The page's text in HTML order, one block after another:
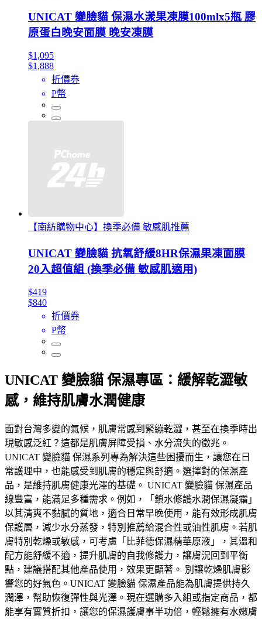
UNICAT 變臉貓 保濕水漾果凍膜100mlx5瓶 膠
原蛋白晚安面膜 晚安凍膜
$1,095
$1,888
折價券
P幣
【南紡購物中心】換季必備 敏感肌推薦
UNICAT 變臉貓 抗氧舒緩8HR保濕果凍面膜
20入超值組 (換季必備 敏感肌適用)
$419
$840
折價券
P幣
UNICAT 變臉貓 保濕專區：緩解乾澀敏
感，維持肌膚水潤健康
面對台灣多變的氣候，肌膚常感到緊繃乾澀，甚至在換季時出
現敏感泛紅？這都是肌膚屏障受損、水分流失的徵兆。
UNICAT 變臉貓 保濕系列專為解決這些困擾而生，讓您在日
常護理中，也能感受到肌膚的穩定與舒適。選擇對的保濕產
品，是維持肌膚健康光澤的基礎。 UNICAT 變臉貓 保濕產品
線豐富，能滿足多種需求。例如，「鎖水修護水潤保濕凝霜」
以其清爽不黏膩的質地，適合日常早晚使用，能有效形成肌膚
保護層，減少水分蒸發，特別推薦給混合性或油性肌膚。若肌
膚特別乾燥或敏感，可考慮「比菲德保濕精華原液」，其溫和
配方能舒緩不適，提升肌膚的自我修護力，讓膚況回到平衡
點，建議搭配其他產品使用，效果更顯著。 別讓乾燥肌膚影
響您的好氣色。UNICAT 變臉貓 保濕產品能為肌膚提供持久
潤澤，幫助恢復彈性與光澤。現在選購多入組或指定商品，都
能享有實質折扣，讓您的保濕護膚事半功倍，輕鬆擁有水嫩膚